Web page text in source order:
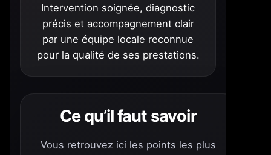
Intervention soignée, diagnostic
précis et accompagnement clair
par une équipe locale reconnue
pour la qualité de ses prestations.
Ce qu’il faut savoir
Vous retrouvez ici les points les plus